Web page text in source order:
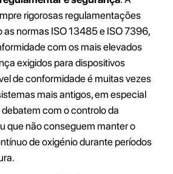
rigorosas regulamentações
as normas ISO 13485 e ISO 7396,
com os mais elevados
exigidos para dispositivos
de conformidade é muitas vezes
mais antigos, em especial
com o controlo da
que não conseguem manter o
de oxigénio durante períodos